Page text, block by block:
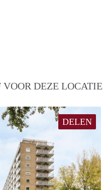
DEZE LOCATIE
DELEN